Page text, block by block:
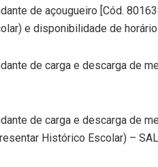
de açougueiro [Cód.
e disponibilidade de
de carga e descarga de
de carga e descarga de
Histórico Escolar) –